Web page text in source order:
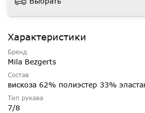
Характеристики
Бренд
Mila Bezgerts
Состав
вискоза 62% полиэстер 33%
Тип рукава
7/8